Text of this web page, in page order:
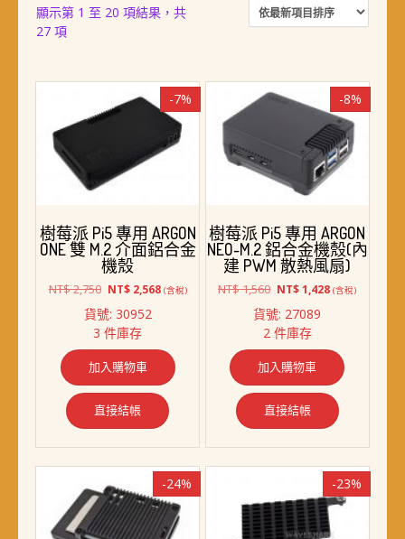
顯示第 1 至 20 項結果，共
27 項依
項
排
-7%
樹莓派 Pi5 專用 ARGON
ONE 雙 M.2 介面鋁合金
機殼
NT$2,750 原
價
格：
NT$ 2,750。
NT$2,568目
NT$ 2,568。
(含稅)
貨號: 30952
3 件庫存
加入購物車
直接結帳
-8%
樹莓派 Pi5 專用 ARGON
NEO-M.2 鋁合金機殼(內
建 PWM 散熱風扇)
NT$1,560 原
價
格：
NT$ 1,560。
NT$1,428目
NT$ 1,428。
(含稅)
貨號: 27089
2 件庫存
加入購物車
直接結帳
-24% -23%